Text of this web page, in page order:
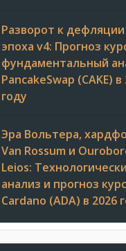
Разворот к
эпоха v4: Прогноз
фундаментальный
PancakeSwap (CAKE) в
году
Эра Вольтера,
Van Rossum и
Leios:
анализ и прогноз
Cardano (ADA) в 2026